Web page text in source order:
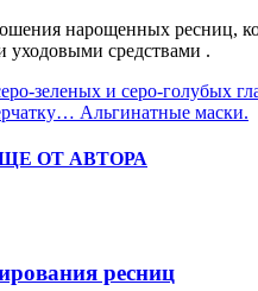
нарощенных ресниц,
уходовыми средствами .
зеленых и серо-голубых
Альгинатные маски.
ОТ АВТОРА
ресниц